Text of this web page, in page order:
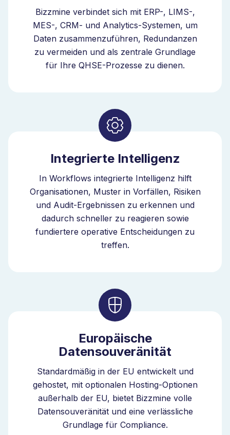
verborgen.
Bizzmine bettet Intelligenz direkt in die Workflows zur
Lieferantenbewertung ein. Sie identifizieren
wiederkehrende Lieferantenprobleme, erkennen
Entscheidungsfindung in Ihrer gesamten Lieferkette.
Die Lieferantenbewertungs-Software verbindet
Lieferantenleistung, Bewertungen,
Korrekturmassnahmen und Nachverfolgung in einem
System. Mit eingebetteter Intelligenz verbessert sich
dieses System kontinuierlich, wenn sich Ihr
Unternehmen weiterentwickelt. Als intelligenter QHSE-
Orchestrator verknüpft Bizzmine Lieferantendaten mit
Audits, Korrekturmassnahmen und Leistungstrends
innerhalb eines Governance-Modells.
Skalierbare Supplier Governance
über Qualitätsprozesse hinweg
Lieferantenbewertung in komplexen
Qualitätsumgebungen mit mehreren Lieferanten,
Standorten und Produktlinien. Sie können die
Lieferantenbewertung in einem Bereich einführen und
zu einem einheitlichen System in Ihrem gesamten
Unternehmen ausbauen.
Mittelständische Unternehmen ersetzen
Bizzmine verbindet sich mit ERP-, LIMS-,
MES-, CRM- und Analytics-Systemen, um
Daten zusammenzuführen, Redundanzen
zu vermeiden und als zentrale Grundlage
für Ihre QHSE-Prozesse zu dienen.
Integrierte Intelligenz
In Workflows integrierte Intelligenz hilft
Organisationen, Muster in Vorfällen, Risiken
und Audit-Ergebnissen zu erkennen und
dadurch schneller zu reagieren sowie
fundiertere operative Entscheidungen zu
treffen.
Europäische
Datensouveränität
Standardmäßig in der EU entwickelt und
gehostet, mit optionalen Hosting-Optionen
außerhalb der EU, bietet Bizzmine volle
Datensouveränität und eine verlässliche
Grundlage für Compliance.